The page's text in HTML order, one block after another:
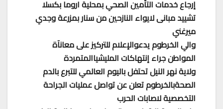
إرجاع خدمات التأمين الصحي بمحلية اروما بكسلا
تشييد مبانى لايواء النازحين من سنار بمزرعة وجدي
ميرغني
والي الخرطوم يدعوالإعلام للتركيز على معانآة
المواطن جراء إنتهاكات المليشياالمتمردة
ولاية نهر النيل تحتفل باليوم العالمي للتبرع بالدم
الصحةبالخرطوم تعلن عن تواصل عمليات الجراحة
التخصصية لاصابات الحرب